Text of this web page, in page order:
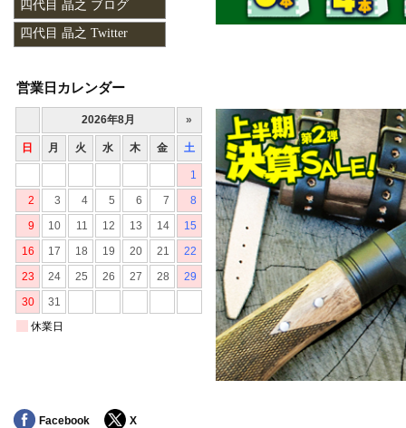
四代目 晶之 ブログ
四代目 晶之 Twitter
営業日カレンダー
Facebook X